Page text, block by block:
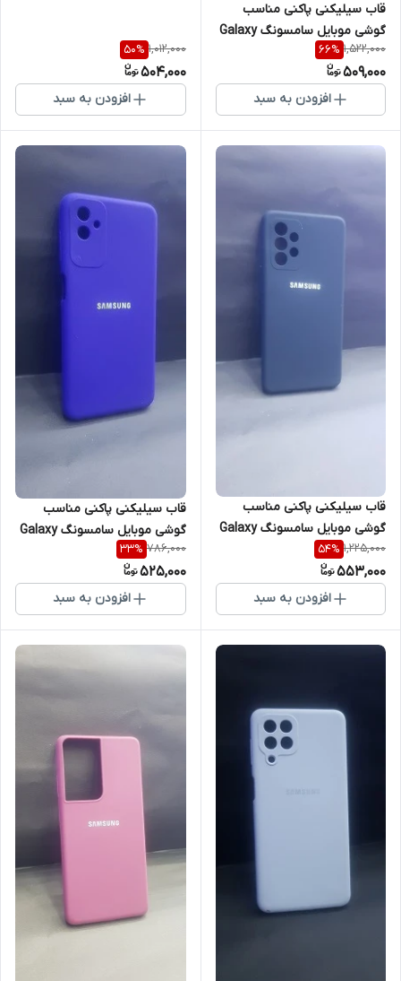
قاب سیلیکنی پاکنی مناسب
گوشی موبایل سامسونگ Galaxy
S21 fe
1,522,000
66%
509,000
افزودن به سبد
1,012,000
50%
504,000
افزودن به سبد
قاب سیلیکنی پاکنی مناسب
گوشی موبایل سامسونگ Galaxy
A53 5G
1,225,000
54%
553,000
افزودن به سبد
قاب سیلیکنی پاکنی مناسب
گوشی موبایل سامسونگ Galaxy
A04
786,000
33%
525,000
افزودن به سبد